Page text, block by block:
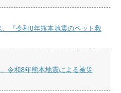
『令和8年熊本地震のペット救
令和8年熊本地震による被災